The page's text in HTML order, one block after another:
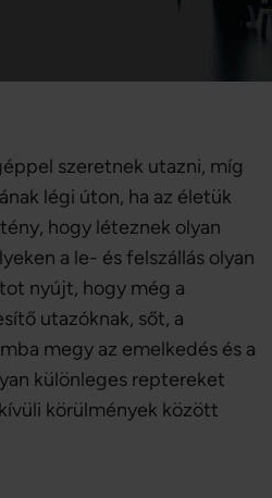
szeretnek utazni, míg
légi úton, ha az életük
hogy léteznek olyan
a le- és felszállás olyan
nyújt, hogy még a
utazóknak, sőt, a
megy az emelkedés és a
különleges reptereket
körülmények között